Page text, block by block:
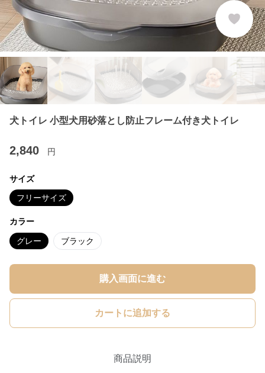
犬トイレ 小型犬用砂落とし防止フレーム付き犬トイレ
2,840 円
サイズ
フリーサイズ
カラー
グレー ブラック
購入画面に進む
カートに追加する
商品説明